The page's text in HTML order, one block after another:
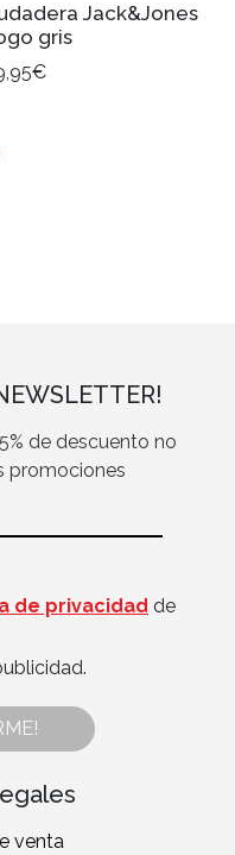
Jack&Jones
gris
de descuento no
promociones
de privacidad de
venta